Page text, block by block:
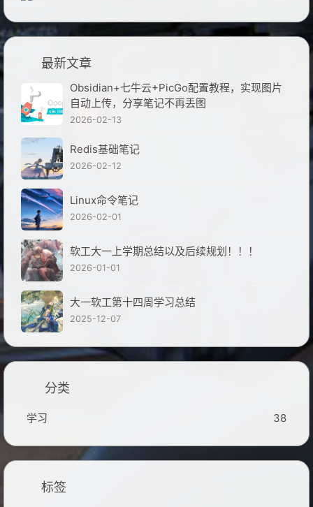
最新文章
Obsidian+七牛云+PicGo配置教程，实现图片
自动上传，分享笔记不再丢图
2026-02-13
Redis基础笔记
2026-02-12
Linux命令笔记
2026-02-01
软工大一上学期总结以及后续规划！！！
2026-01-01
大一软工第十四周学习总结
2025-12-07
分类
学习 38
标签